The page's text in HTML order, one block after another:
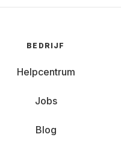
BEDRIJF
Helpcentrum
Jobs
Blog